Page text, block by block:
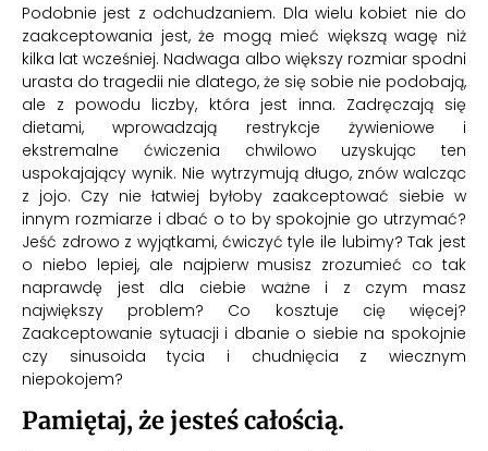
Podobnie jest z odchudzaniem. Dla wielu kobiet nie do
zaakceptowania jest, że mogą mieć większą wagę niż
kilka lat wcześniej. Nadwaga albo większy rozmiar spodni
urasta do tragedii nie dlatego, że się sobie nie podobają,
ale z powodu liczby, która jest inna. Zadręczają się
dietami, wprowadzają restrykcje żywieniowe i
ekstremalne ćwiczenia chwilowo uzyskując ten
uspokajający wynik. Nie wytrzymują długo, znów walcząc
z jojo. Czy nie łatwiej byłoby zaakceptować siebie w
innym rozmiarze i dbać o to by spokojnie go utrzymać?
Jeść zdrowo z wyjątkami, ćwiczyć tyle ile lubimy? Tak jest
o niebo lepiej, ale najpierw musisz zrozumieć co tak
naprawdę jest dla ciebie ważne i z czym masz
największy problem? Co kosztuje cię więcej?
Zaakceptowanie sytuacji i dbanie o siebie na spokojnie
czy sinusoida tycia i chudnięcia z wiecznym
niepokojem?
Pamiętaj, że jesteś całością.